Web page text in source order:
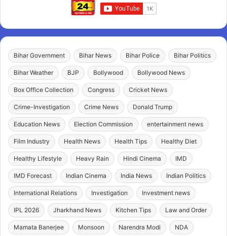
Bihar Government Bihar News Bihar Police Bihar Politics
Bihar Weather BJP Bollywood Bollywood News
Box Office Collection Congress Cricket News
Crime-Investigation Crime News Donald Trump
Education News Election Commission entertainment news
Film Industry Health News Health Tips Healthy Diet
Healthy Lifestyle Heavy Rain Hindi Cinema IMD
IMD Forecast Indian Cinema India News Indian Politics
International Relations Investigation Investment news
IPL 2026 Jharkhand News Kitchen Tips Law and Order
Mamata Banerjee Monsoon Narendra Modi NDA